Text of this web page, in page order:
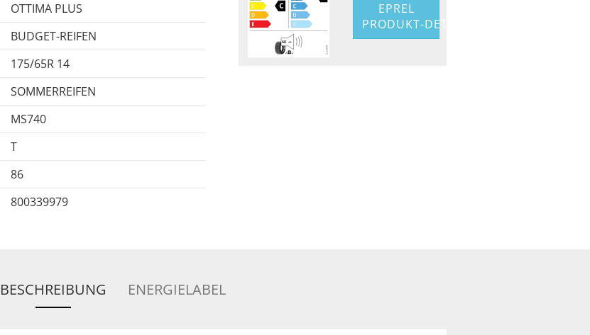
OTTIMA PLUS
BUDGET-REIFEN
175/65R 14
SOMMERREIFEN
MS740
T
86
800339979
EPREL
PRODUKT-DETAIL
BESCHREIBUNG ENERGIELABEL